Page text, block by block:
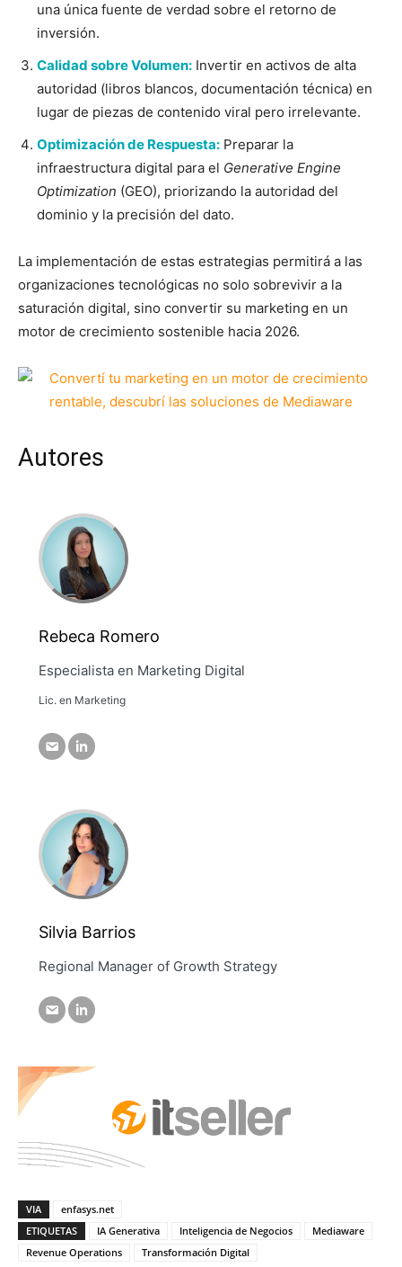
una única fuente de verdad sobre el retorno de
inversión.
Calidad sobre Volumen: Invertir en activos de alta
autoridad (libros blancos, documentación técnica) en
lugar de piezas de contenido viral pero irrelevante.
Optimización de Respuesta: Preparar la
infraestructura digital para el Generative Engine
Optimization (GEO), priorizando la autoridad del
dominio y la precisión del dato.
La implementación de estas estrategias permitirá a las
organizaciones tecnológicas no solo sobrevivir a la
saturación digital, sino convertir su marketing en un
motor de crecimiento sostenible hacia 2026.
Autores
Rebeca Romero
Especialista en Marketing Digital
Lic. en Marketing
Silvia Barrios
Regional Manager of Growth Strategy
VIA
enfasys.net
ETIQUETAS
IA Generativa Inteligencia de Negocios
Mediaware
Revenue Operations
Transformación Digital